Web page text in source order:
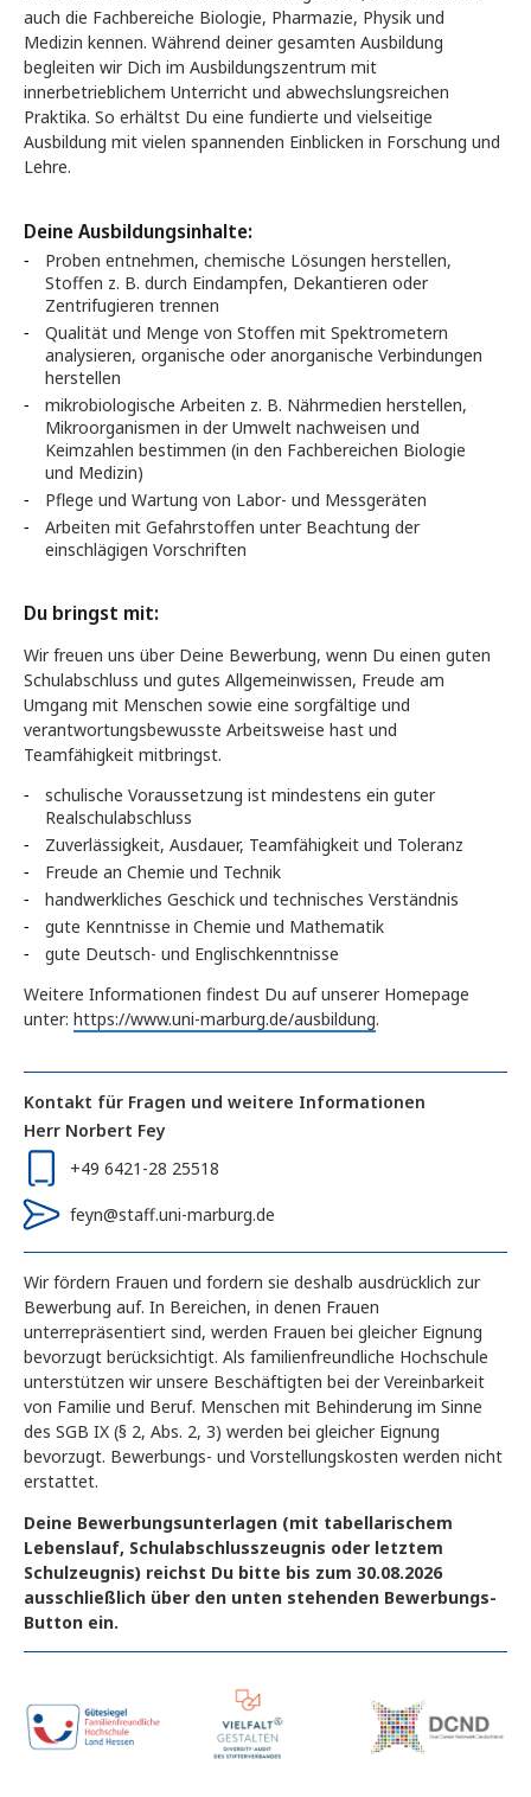
auch die Fachbereiche Biologie, Pharmazie, Physik und
Medizin kennen. Während deiner gesamten Ausbildung
begleiten wir Dich im Ausbildungszentrum mit
innerbetrieblichem Unterricht und abwechslungsreichen
Praktika. So erhältst Du eine fundierte und vielseitige
Ausbildung mit vielen spannenden Einblicken in Forschung und
Lehre.
Deine Ausbildungsinhalte:
Proben entnehmen, chemische Lösungen herstellen,
Stoffen z. B. durch Eindampfen, Dekantieren oder
Zentrifugieren trennen
Qualität und Menge von Stoffen mit Spektrometern
analysieren, organische oder anorganische Verbindungen
herstellen
mikrobiologische Arbeiten z. B. Nährmedien herstellen,
Mikroorganismen in der Umwelt nachweisen und
Keimzahlen bestimmen (in den Fachbereichen Biologie
und Medizin)
Pflege und Wartung von Labor- und Messgeräten
Arbeiten mit Gefahrstoffen unter Beachtung der
einschlägigen Vorschriften
Du bringst mit:
Wir freuen uns über Deine Bewerbung, wenn Du einen guten
Schulabschluss und gutes Allgemeinwissen, Freude am
Umgang mit Menschen sowie eine sorgfältige und
verantwortungsbewusste Arbeitsweise hast und
Teamfähigkeit mitbringst.
schulische Voraussetzung ist mindestens ein guter
Realschulabschluss
Zuverlässigkeit, Ausdauer, Teamfähigkeit und Toleranz
Freude an Chemie und Technik
handwerkliches Geschick und technisches Verständnis
gute Kenntnisse in Chemie und Mathematik
gute Deutsch- und Englischkenntnisse
Weitere Informationen findest Du auf unserer Homepage
unter: https://www.uni-marburg.de/ausbildung.
Kontakt für Fragen und weitere Informationen
Herr Norbert Fey
+49 6421-28 25518
feyn@staff.uni-marburg.de
Wir fördern Frauen und fordern sie deshalb ausdrücklich zur
Bewerbung auf. In Bereichen, in denen Frauen
unterrepräsentiert sind, werden Frauen bei gleicher Eignung
bevorzugt berücksichtigt. Als familienfreundliche Hochschule
unterstützen wir unsere Beschäftigten bei der Vereinbarkeit
von Familie und Beruf. Menschen mit Behinderung im Sinne
des SGB IX (§ 2, Abs. 2, 3) werden bei gleicher Eignung
bevorzugt. Bewerbungs- und Vorstellungskosten werden nicht
erstattet.
Deine Bewerbungsunterlagen (mit tabellarischem
Lebenslauf, Schulabschlusszeugnis oder letztem
Schulzeugnis) reichst Du bitte bis zum 30.08.2026
ausschließlich über den unten stehenden Bewerbungs-
Button ein.